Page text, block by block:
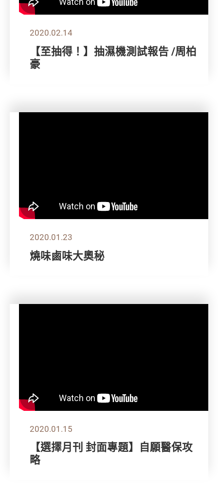
2020.02.14
【至抽得！】抽濕機測試報告 /周柏
豪
2020.01.23
燒味鹵味大奧秘
2020.01.15
【選擇月刊 封面專題】自願醫保攻
略